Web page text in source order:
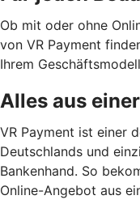
Ob mit oder ohne
von VR Payment
Ihrem
Alles aus
VR Payment ist einer
Deutschlands und
Bankenhand. So
Online-Angebot aus